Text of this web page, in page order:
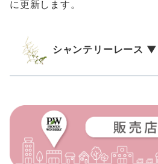
に更新します。
シャンテリーレース ▼